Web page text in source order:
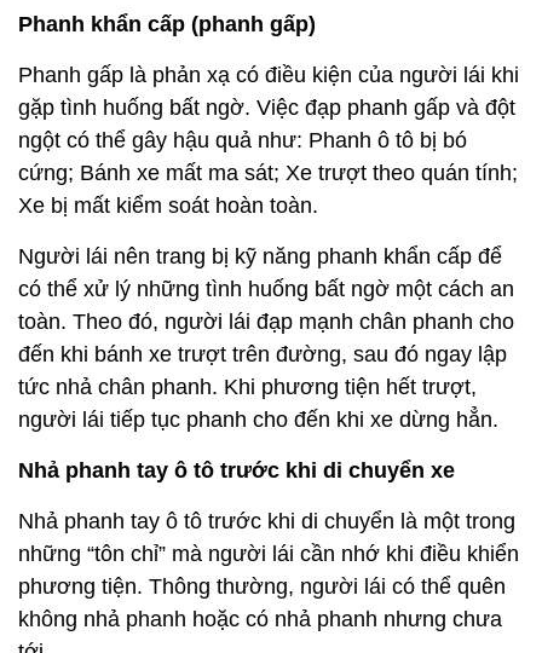
Phanh khẩn cấp (phanh gấp)
Phanh gấp là phản xạ có điều kiện của người lái khi
gặp tình huống bất ngờ. Việc đạp phanh gấp và đột
ngột có thể gây hậu quả như: Phanh ô tô bị bó
cứng; Bánh xe mất ma sát; Xe trượt theo quán tính;
Xe bị mất kiểm soát hoàn toàn.
Người lái nên trang bị kỹ năng phanh khẩn cấp để
có thể xử lý những tình huống bất ngờ một cách an
toàn. Theo đó, người lái đạp mạnh chân phanh cho
đến khi bánh xe trượt trên đường, sau đó ngay lập
tức nhả chân phanh. Khi phương tiện hết trượt,
người lái tiếp tục phanh cho đến khi xe dừng hẳn.
Nhả phanh tay ô tô trước khi di chuyển xe
Nhả phanh tay ô tô trước khi di chuyển là một trong
những “tôn chỉ” mà người lái cần nhớ khi điều khiển
phương tiện. Thông thường, người lái có thể quên
không nhả phanh hoặc có nhả phanh nhưng chưa